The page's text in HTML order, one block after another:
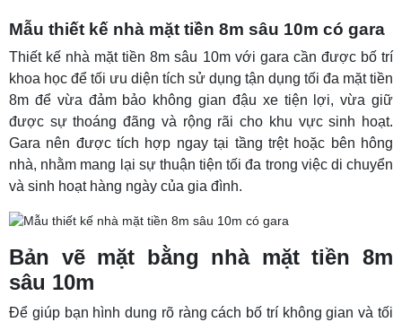
Mẫu thiết kế nhà mặt tiền 8m sâu 10m có gara
Thiết kế nhà mặt tiền 8m sâu 10m với gara cần được bố trí
khoa học để tối ưu diện tích sử dụng tận dụng tối đa mặt tiền
8m để vừa đảm bảo không gian đậu xe tiện lợi, vừa giữ
được sự thoáng đãng và rộng rãi cho khu vực sinh hoạt.
Gara nên được tích hợp ngay tại tầng trệt hoặc bên hông
nhà, nhằm mang lại sự thuận tiện tối đa trong việc di chuyển
và sinh hoạt hàng ngày của gia đình.
Bản vẽ mặt bằng nhà mặt tiền 8m
sâu 10m
Để giúp bạn hình dung rõ ràng cách bố trí không gian và tối